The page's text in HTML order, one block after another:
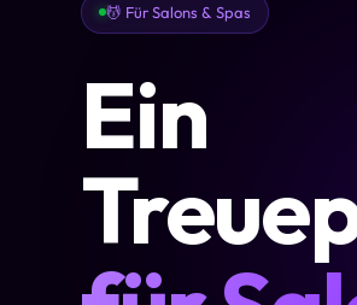
💆 Für Salons & Spas
Ein